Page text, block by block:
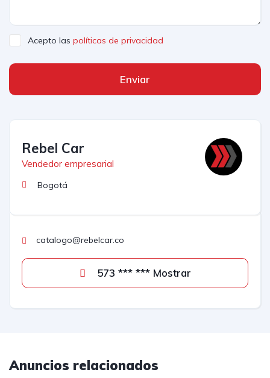
Acepto las políticas de privacidad
Enviar
Rebel Car
Vendedor empresarial
Bogotá
catalogo@rebelcar.co
573 *** *** Mostrar
Anuncios relacionados